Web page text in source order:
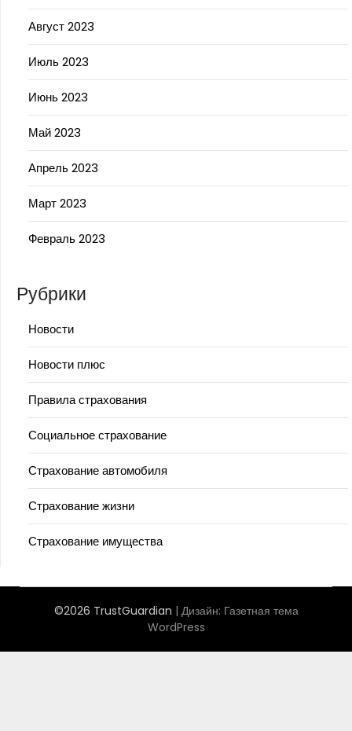
Август 2023
Июль 2023
Июнь 2023
Май 2023
Апрель 2023
Март 2023
Февраль 2023
Рубрики
Новости
Новости плюс
Правила страхования
Социальное страхование
Страхование автомобиля
Страхование жизни
Страхование имущества
©2026 TrustGuardian | Дизайн: Газетная тема
WordPress